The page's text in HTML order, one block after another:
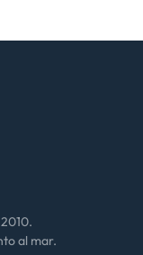
al mar.